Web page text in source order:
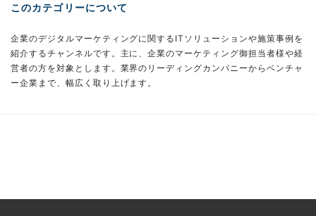
このカテゴリーについて
企業のデジタルマーケティングに関するITソリューションや施策事例を
紹介するチャンネルです。主に、企業のマーケティング御担当者様や経
営者の方を対象とします。業界のリーディングカンパニーからベンチャ
ー企業まで、幅広く取り上げます。